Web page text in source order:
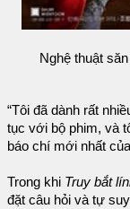
Nghệ thuật
“Tôi đã dành rất
tục với bộ phim, và
báo chí mới nhất
Trong khi Truy bắt
đặt câu hỏi và tự